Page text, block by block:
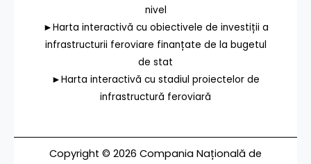
nivel
►Harta interactivă cu obiectivele de investiții a
infrastructurii feroviare finanțate de la bugetul
de stat
►Harta interactivă cu stadiul proiectelor de
infrastructură feroviară
Copyright © 2026 Compania Națională de